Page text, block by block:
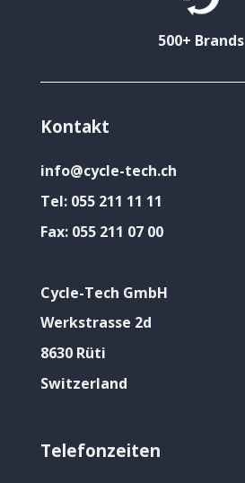
500+ Brands
Kontakt
info@cycle-tech.ch
Tel: 055 211 11 11
Fax: 055 211 07 00
Cycle-Tech GmbH
Werkstrasse 2d
8630 Rüti
Switzerland
Telefonzeiten